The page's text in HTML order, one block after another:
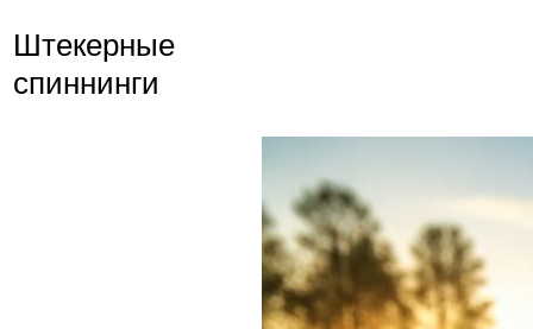
Штекерные
спиннинги